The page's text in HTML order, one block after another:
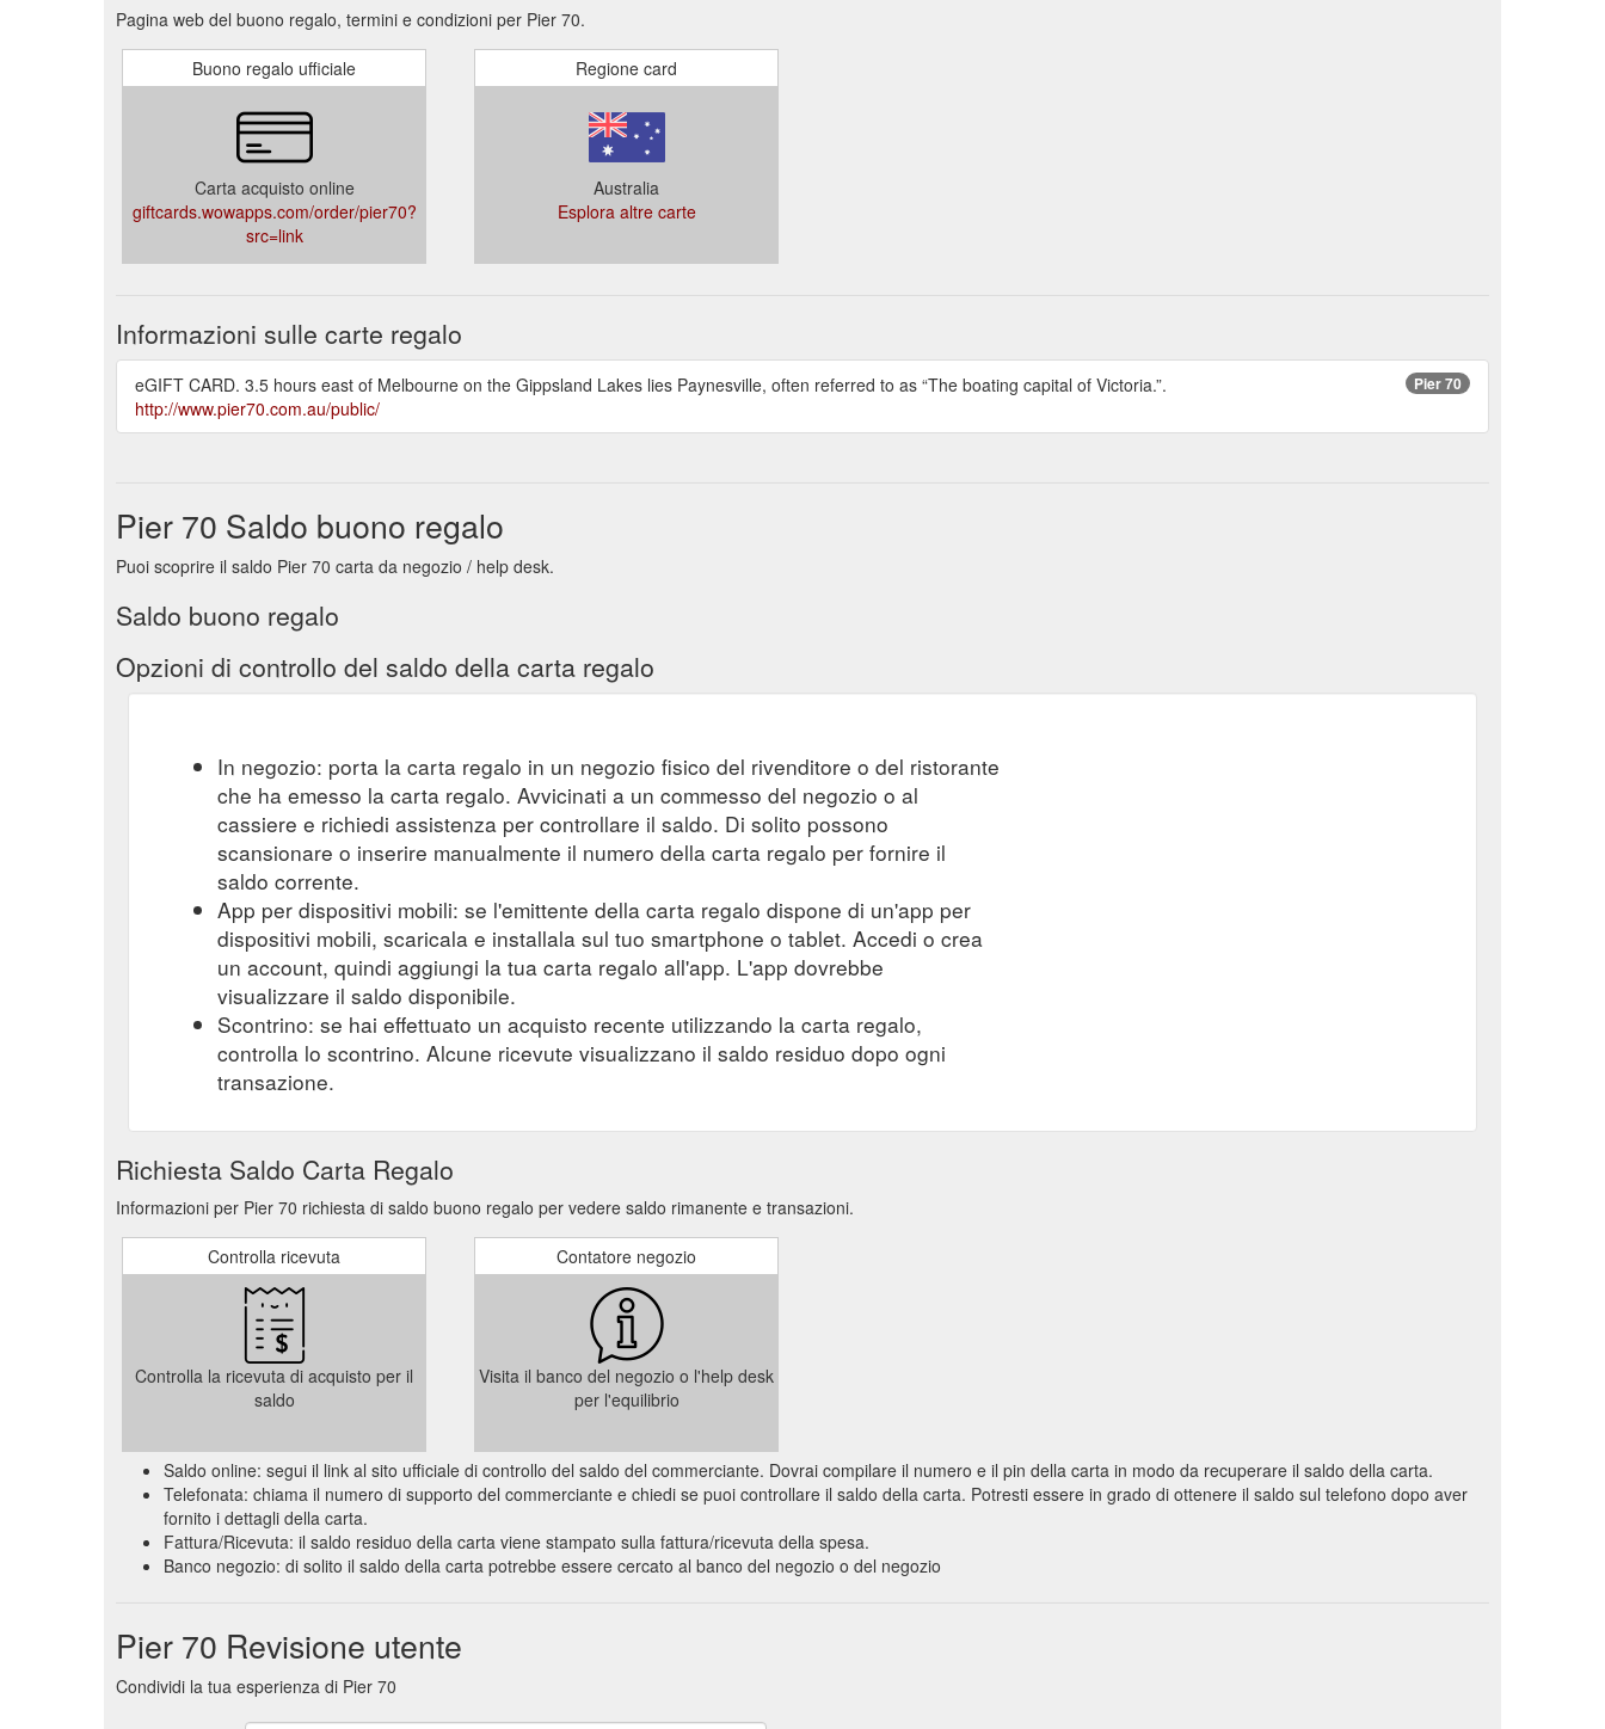
Pagina web del buono regalo, termini e condizioni per Pier 70.
Buono regalo ufficiale
Carta acquisto online
giftcards.wowapps.com/order/pier70?
src=link
Regione card
Australia
Esplora altre carte
Informazioni sulle carte regalo
Pier 70
eGIFT CARD. 3.5 hours east of Melbourne on the Gippsland Lakes lies Paynesville, often referred to as “The boating capital of Victoria.”.
http://www.pier70.com.au/public/
Pier 70 Saldo buono regalo
Puoi scoprire il saldo Pier 70 carta da negozio / help desk.
Saldo buono regalo
Opzioni di controllo del saldo della carta regalo
In negozio: porta la carta regalo in un negozio fisico del rivenditore o del ristorante
che ha emesso la carta regalo. Avvicinati a un commesso del negozio o al
cassiere e richiedi assistenza per controllare il saldo. Di solito possono
scansionare o inserire manualmente il numero della carta regalo per fornire il
saldo corrente.
App per dispositivi mobili: se l'emittente della carta regalo dispone di un'app per
dispositivi mobili, scaricala e installala sul tuo smartphone o tablet. Accedi o crea
un account, quindi aggiungi la tua carta regalo all'app. L'app dovrebbe
visualizzare il saldo disponibile.
Scontrino: se hai effettuato un acquisto recente utilizzando la carta regalo,
controlla lo scontrino. Alcune ricevute visualizzano il saldo residuo dopo ogni
transazione.
Richiesta Saldo Carta Regalo
Informazioni per Pier 70 richiesta di saldo buono regalo per vedere saldo rimanente e transazioni.
Controlla ricevuta
Controlla la ricevuta di acquisto per il
saldo
Contatore negozio
Visita il banco del negozio o l'help desk
per l'equilibrio
Saldo online: segui il link al sito ufficiale di controllo del saldo del commerciante. Dovrai compilare il numero e il pin della carta in modo da recuperare il saldo della carta.
Telefonata: chiama il numero di supporto del commerciante e chiedi se puoi controllare il saldo della carta. Potresti essere in grado di ottenere il saldo sul telefono dopo aver
fornito i dettagli della carta.
Fattura/Ricevuta: il saldo residuo della carta viene stampato sulla fattura/ricevuta della spesa.
Banco negozio: di solito il saldo della carta potrebbe essere cercato al banco del negozio o del negozio
Pier 70 Revisione utente
Condividi la tua esperienza di Pier 70